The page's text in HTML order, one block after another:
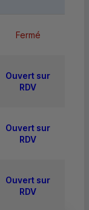
Fermé
Ouvert sur
RDV
Ouvert sur
RDV
Ouvert sur
RDV